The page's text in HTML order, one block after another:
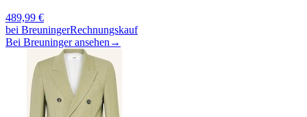
489,99 €
bei BreuningerRechnungskauf
Bei Breuninger ansehen →